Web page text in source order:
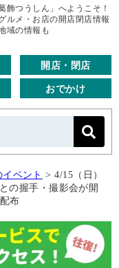
飾つうしん」へようこそ！
ルメ・お店の開店閉店情報
域の情報も
開店・閉店
おでかけ
ベント > 4/15（日）
の握手・撮影会が開
布